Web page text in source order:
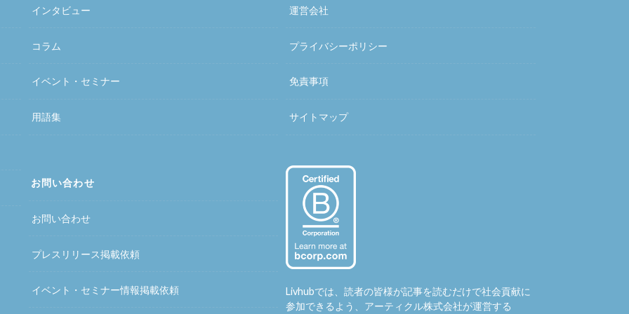
インタビュー
コラム
イベント・セミナー
用語集
お問い合わせ
お問い合わせ
プレスリリース掲載依頼
イベント・セミナー情報掲載依頼
運営会社
プライバシーポリシー
免責事項
サイトマップ
Livhubでは、読者の皆様が記事を読むだけで社会貢献に
参加できるよう、アーティクル株式会社が運営する